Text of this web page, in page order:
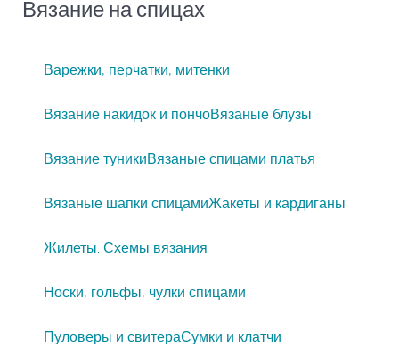
Вязание на спицах
Варежки, перчатки, митенки
Вязание накидок и пончоВязаные блузы
Вязание туникиВязаные спицами платья
Вязаные шапки спицамиЖакеты и кардиганы
Жилеты. Схемы вязания
Носки, гольфы, чулки спицами
Пуловеры и свитераСумки и клатчи